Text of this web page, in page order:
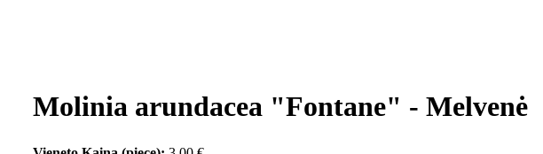
Molinia arundacea "Fontane" - Melvenė